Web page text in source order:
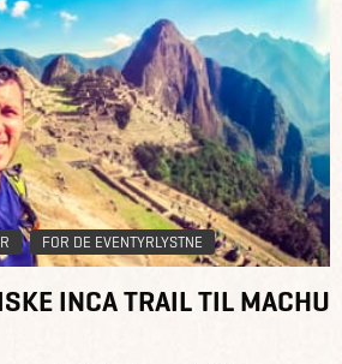
FOR DE EVENTYRLYSTNE
INCA TRAIL TIL MACHU